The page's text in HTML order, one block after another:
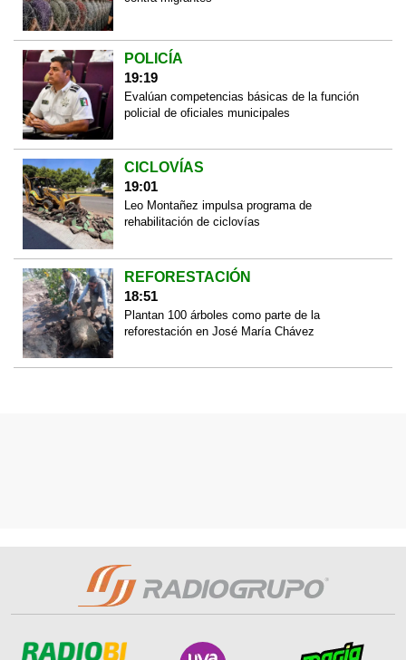
POLICÍA
19:19
Evalúan competencias básicas de la función
policial de oficiales municipales
CICLOVÍAS
19:01
Leo Montañez impulsa programa de
rehabilitación de ciclovías
REFORESTACIÓN
18:51
Plantan 100 árboles como parte de la
reforestación en José María Chávez